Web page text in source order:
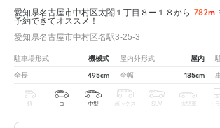
愛知県名古屋市中村区太閤１丁目８ー１８から 782m
予約できてオススメ！
愛知県名古屋市中村区名駅3-25-3
駐車場形式 機械式 屋内外形式 屋内
全長 495cm 全幅 185cm
軽 コ 中型 ボックス SUV 大型車 ト